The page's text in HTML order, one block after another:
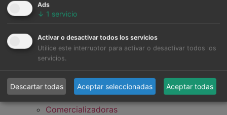
Desarrolladores, Fondos de Inversión y
Bancos
Industria, Grandes Consumidores y Data
Centers
Generadores (Utilities e IPP)
Comercializadoras
Ads
↓ 1 servicio
Activar o desactivar todos los servicios
Utilice este interruptor para activar o desactivar todos los
servicios.
Descartar todas Aceptar seleccionadas Aceptar todas